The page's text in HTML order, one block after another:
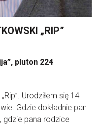
„RIP”
pluton 224
Urodziłem się 14
Gdzie dokładnie pan
gdzie pana rodzice